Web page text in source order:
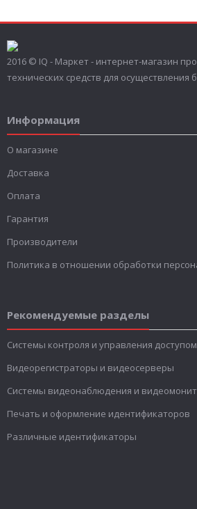
2016 © IQ - Маркет - интернет-магазин
технических средств для осуществления
Информация
О магазине
Доставка
Оплата
Гарантия
Производители
Политика в отношении обработки
Рекомендуемые разделы
Системы контроля и управления доступом
Видеорегистраторы и видеосерверы
Системы видеонаблюдения и
Печать и оформление идентификаторов
Различные идентификаторы